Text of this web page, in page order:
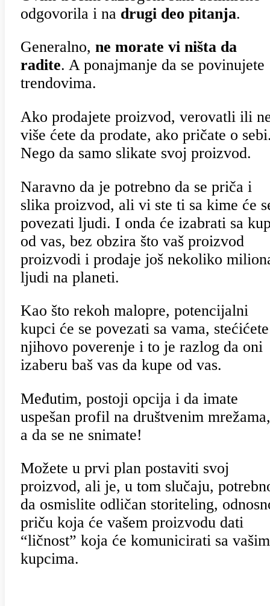
odgovorila i na drugi deo pitanja.
Generalno, ne morate vi ništa da
radite. A ponajmanje da se povinujete
trendovima.
Ako prodajete proizvod, verovatli ili
više ćete da prodate, ako pričate o
Nego da samo slikate svoj proizvod.
Naravno da je potrebno da se priča i
slika proizvod, ali vi ste ti sa kime će
povezati ljudi. I onda će izabrati sa
od vas, bez obzira što vaš proizvod
proizvodi i prodaje još nekoliko
ljudi na planeti.
Kao što rekoh malopre, potencijalni
kupci će se povezati sa vama, stećićete
njihovo poverenje i to je razlog da oni
izaberu baš vas da kupe od vas.
Međutim, postoji opcija i da imate
uspešan profil na društvenim mrežama,
a da se ne snimate!
Možete u prvi plan postaviti svoj
proizvod, ali je, u tom slučaju,
da osmislite odličan storiteling,
priču koja će vašem proizvodu dati
“ličnost” koja će komunicirati sa vašim
kupcima.